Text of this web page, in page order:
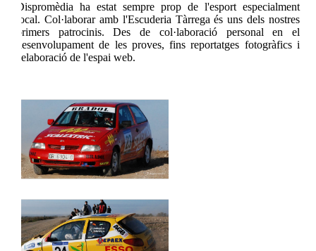
Dispromèdia ha estat sempre prop de l'esport especialment
local. Col·laborar amb l'Escuderia Tàrrega és uns dels nostres
primers patrocinis. Des de col·laboració personal en el
desenvolupament de les proves, fins reportatges fotogràfics i
l'elaboració de l'espai web.